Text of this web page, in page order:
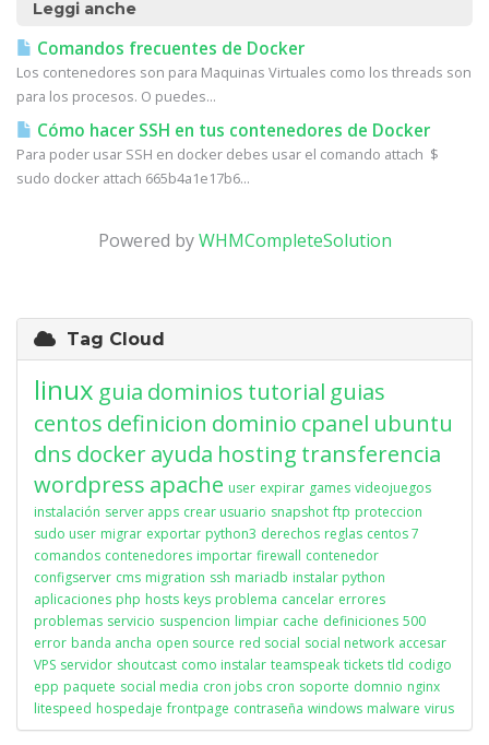
Leggi anche
Comandos frecuentes de Docker
Los contenedores son para Maquinas Virtuales como los threads son
para los procesos. O puedes...
Cómo hacer SSH en tus contenedores de Docker
Para poder usar SSH en docker debes usar el comando attach $
sudo docker attach 665b4a1e17b6...
Powered byWHMCompleteSolution
Tag Cloud
linux guia dominios tutorial guias
centos definicion dominio cpanel ubuntu
dns dockerayuda hosting transferencia
wordpress apache user expirar games videojuegos
instalación server apps crear usuario snapshot ftp proteccion
sudo user migrar exportar python3 derechos reglas centos 7
comandos contenedores importar firewall contenedor
configserver cms migration ssh mariadb instalar python
aplicaciones php hosts keys problema cancelar errores
problemas servicio suspencion limpiar cache definiciones 500
error banda ancha open source red social social network accesar
VPS servidor shoutcast como instalar teamspeak tickets tld codigo
epp paquete social media cron jobs cron soporte domnio nginx
litespeed hospedaje frontpage contraseña windows malware virus